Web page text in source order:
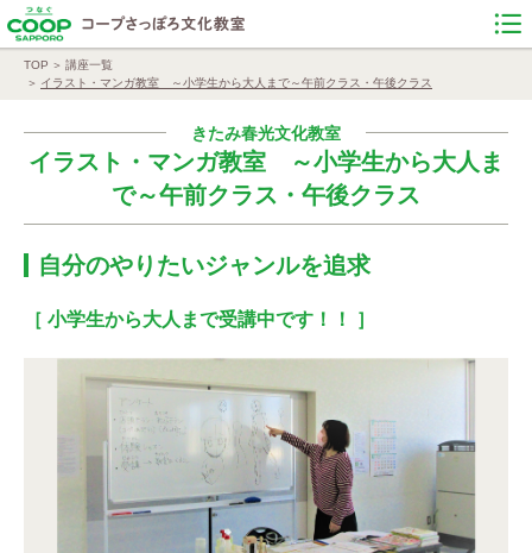
TOP
講座一覧
イラスト・マンガ教室 ～小学生から大人まで～午前クラス・午後クラス
きたみ春光文化教室
イラスト・マンガ教室 ～小学生から大人ま
で～午前クラス・午後クラス
自分のやりたいジャンルを追求
［ 小学生から大人まで受講中です！！ ］